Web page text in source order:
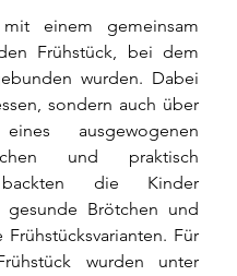
einem gemeinsam
Frühstück, bei dem
wurden. Dabei
sondern auch über
ausgewogenen
und praktisch
die Kinder
gesunde Brötchen und
Für
wurden unter